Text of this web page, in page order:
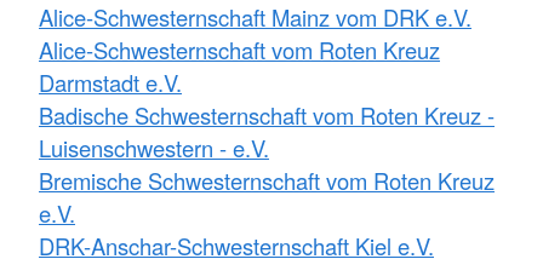
Alice-Schwesternschaft Mainz vom DRK e.V.
Alice-Schwesternschaft vom Roten Kreuz
Darmstadt e.V.
Badische Schwesternschaft vom Roten Kreuz -
Luisenschwestern - e.V.
Bremische Schwesternschaft vom Roten Kreuz
e.V.
DRK-Anschar-Schwesternschaft Kiel e.V.